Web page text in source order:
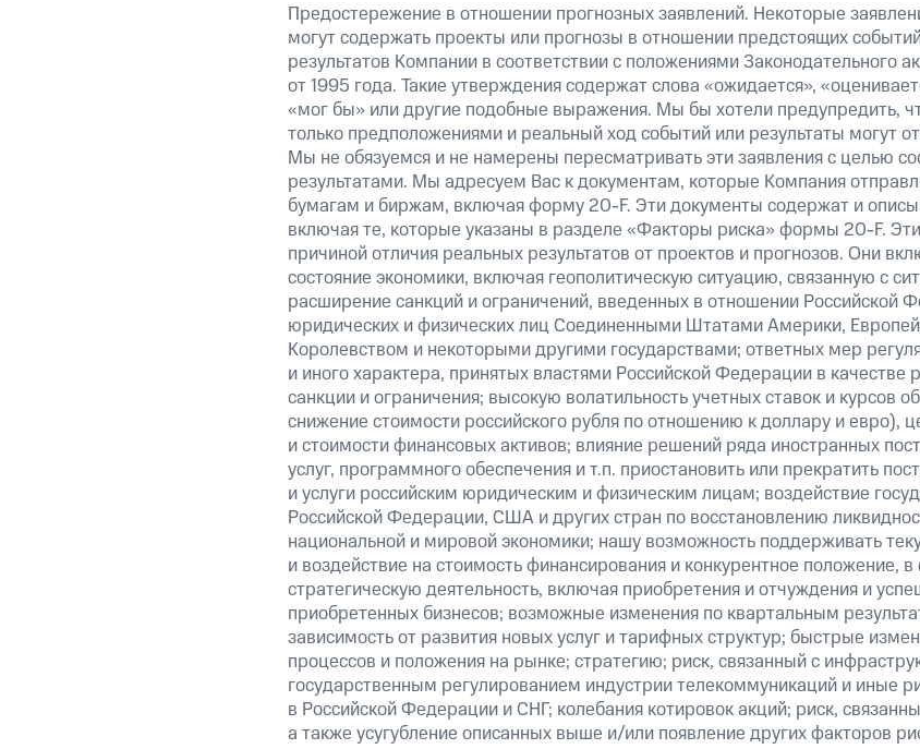
Предостережение в отношении прогнозных заявлений. Некоторые
могут содержать проекты или прогнозы в отношении предстоящих
результатов Компании в соответствии с положениями Законодательного
от 1995 года. Такие утверждения содержат слова «ожидается»,
«мог бы» или другие подобные выражения. Мы бы хотели предупредить,
только предположениями и реальный ход событий или результаты могут
Мы не обязуемся и не намерены пересматривать эти заявления с целью
результатами. Мы адресуем Вас к документам, которые Компания
бумагам и биржам, включая форму 20-F. Эти документы содержат и
включая те, которые указаны в разделе «Факторы риска» формы 20-F.
причиной отличия реальных результатов от проектов и прогнозов. Они
состояние экономики, включая геополитическую ситуацию, связанную с
расширение санкций и ограничений, введенных в отношении Российской
юридических и физических лиц Соединенными Штатами Америки,
Королевством и некоторыми другими государствами; ответных мер
и иного характера, принятых властями Российской Федерации в качестве
санкции и ограничения; высокую волатильность учетных ставок и курсов
снижение стоимости российского рубля по отношению к доллару и евро),
и стоимости финансовых активов; влияние решений ряда иностранных
услуг, программного обеспечения и т.п. приостановить или прекратить
и услуги российским юридическим и физическим лицам; воздействие
Российской Федерации, США и других стран по восстановлению
национальной и мировой экономики; нашу возможность поддерживать
и воздействие на стоимость финансирования и конкурентное положение, в
стратегическую деятельность, включая приобретения и отчуждения и
приобретенных бизнесов; возможные изменения по квартальным
зависимость от развития новых услуг и тарифных структур; быстрые
процессов и положения на рынке; стратегию; риск, связанный с
государственным регулированием индустрии телекоммуникаций и иные
в Российской Федерации и СНГ; колебания котировок акций; риск,
а также усугубление описанных выше и/или появление других факторов